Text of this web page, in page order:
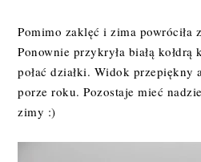
Pomimo zaklęć i zima powróciła
Ponownie przykryła białą kołdrą
połać działki. Widok przepiękny
porze roku. Pozostaje mieć
zimy :)